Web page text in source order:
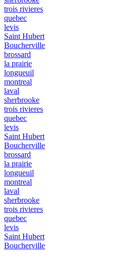
trois rivieres
quebec
levis
Saint Hubert
Boucherville
brossard
la prairie
longueuil
montreal
laval
sherbrooke
trois rivieres
quebec
levis
Saint Hubert
Boucherville
brossard
la prairie
longueuil
montreal
laval
sherbrooke
trois rivieres
quebec
levis
Saint Hubert
Boucherville